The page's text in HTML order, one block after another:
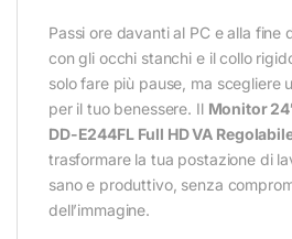
Passi ore davanti al PC e alla fine
con gli occhi stanchi e il collo
solo fare più pause, ma scegliere
per il tuo benessere. Il Monitor
DD-E244FL Full HD VA
trasformare la tua postazione di
sano e produttivo, senza
dell’immagine.